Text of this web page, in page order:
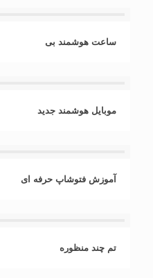
ساعت هوشمند بی
موبایل هوشمند جدید
آموزش فتوشاپ حرفه ای
تم چند منظوره